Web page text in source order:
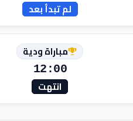
لم تبدأ بعد
مباراة ودية
12:00
انتهت